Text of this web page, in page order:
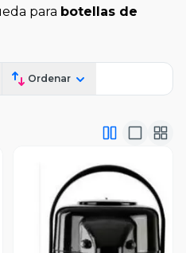
para botellas de
Ordenar